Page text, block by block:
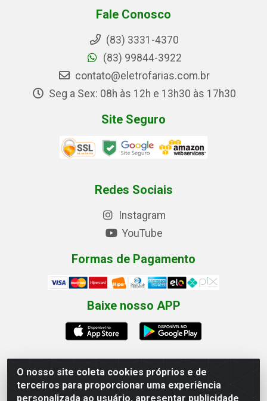
O nosso site coleta cookies próprios e de
terceiros para proporcionar uma experiência
personalizada ao usuário, apresentar publicidade
Fale Conosco
(83) 3331-4370
(83) 99844-3922
contato@eletrofarias.com.br
Seg a Sex: 08h às 12h e 13h30 às 17h30
Site Seguro
Redes Sociais
Instagram
YouTube
Formas de Pagamento
Baixe nosso APP
Eletrofarias Materiais Eletricos - Av. Jorn. Assis
Chateaubriand, 2500 - Distrito Industrial, Campina